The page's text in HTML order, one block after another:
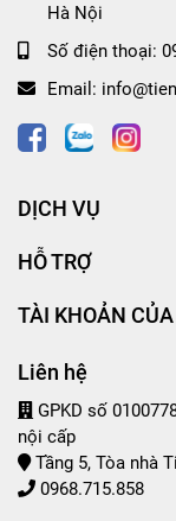
Hà Nội
Số điện thoại:
Email:
DỊCH VỤ
HỖ TRỢ
TÀI KHOẢN CỦA
Liên hệ
GPKD số
nội cấp
Tầng 5, Tòa nhà
0968.715.858